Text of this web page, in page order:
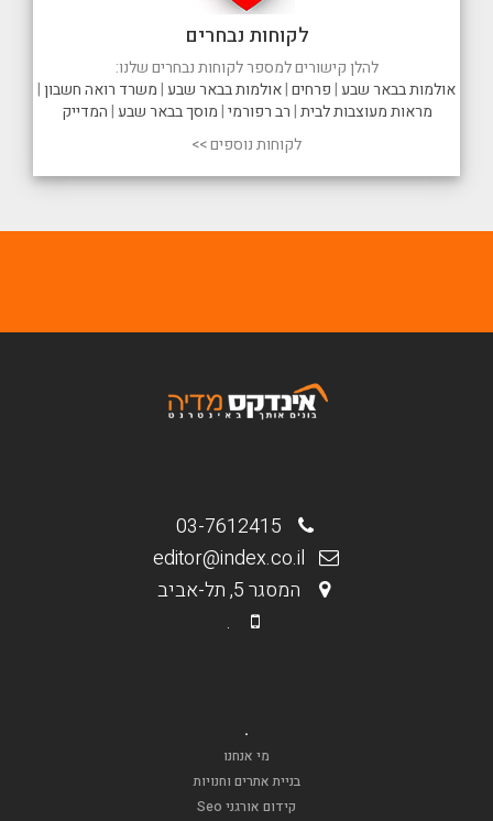
לקוחות נבחרים
להלן קישורים למספר לקוחות נבחרים שלנו:
אולמות בבאר שבע|פרחים|אולמות בבאר שבע|משרד רואה חשבון|
מראות מעוצבות לבית|רב רפורמי|מוסך בבאר שבע|המדייק
לקוחות נוספים >>
המסגר 5, תל-אביב
.
.
מי אנחנו
בניית אתרים וחנויות
קידום אורגני Seo